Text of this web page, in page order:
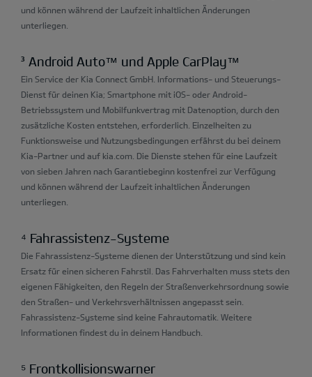
und können während der Laufzeit inhaltlichen Änderungen
unterliegen.
³ Android Auto™ und Apple CarPlay™
Ein Service der Kia Connect GmbH. Informations- und Steuerungs-
Dienst für deinen Kia; Smartphone mit iOS- oder Android-
Betriebssystem und Mobilfunkvertrag mit Datenoption, durch den
zusätzliche Kosten entstehen, erforderlich. Einzelheiten zu
Funktionsweise und Nutzungsbedingungen erfährst du bei deinem
Kia-Partner und auf kia.com. Die Dienste stehen für eine Laufzeit
von sieben Jahren nach Garantiebeginn kostenfrei zur Verfügung
und können während der Laufzeit inhaltlichen Änderungen
unterliegen.
⁴ Fahrassistenz-Systeme
Die Fahrassistenz-Systeme dienen der Unterstützung und sind kein
Ersatz für einen sicheren Fahrstil. Das Fahrverhalten muss stets den
eigenen Fähigkeiten, den Regeln der Straßenverkehrsordnung sowie
den Straßen- und Verkehrsverhältnissen angepasst sein.
Fahrassistenz-Systeme sind keine Fahrautomatik. Weitere
Informationen findest du in deinem Handbuch.
⁵ Frontkollisionswarner